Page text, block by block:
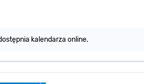
kalendarza online.